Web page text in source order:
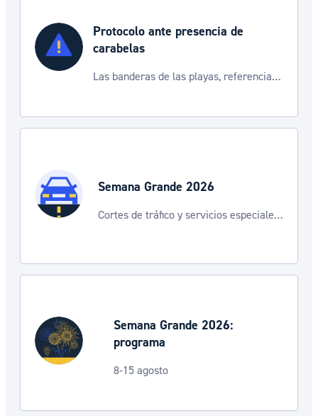
Protocolo ante presencia de
carabelas
Las banderas de las playas, referencia
Semana Grande 2026
Cortes de tráfico y servicios especiales
Semana Grande 2026:
programa
8-15 agosto